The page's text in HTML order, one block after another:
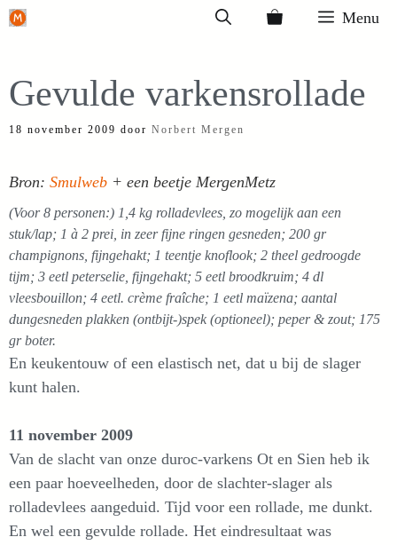
Ga
inhoud
Menu
Gevulde varkensrollade
18 november 2009 door Norbert Mergen
Bron: Smulweb + een beetje MergenMetz
(Voor 8 personen:) 1,4 kg rolladevlees, zo mogelijk aan een
stuk/lap; 1 à 2 prei, in zeer fijne ringen gesneden; 200 gr
champignons, fijngehakt; 1 teentje knoflook; 2 theel gedroogde
tijm; 3 eetl peterselie, fijngehakt; 5 eetl broodkruim; 4 dl
vleesbouillon; 4 eetl. crème fraîche; 1 eetl maïzena; aantal
dungesneden plakken (ontbijt-)spek (optioneel); peper & zout; 175
gr boter.
En keukentouw of een elastisch net, dat u bij de slager
kunt halen.
11 november 2009
Van de slacht van onze duroc-varkens Ot en Sien heb ik
een paar hoeveelheden, door de slachter-slager als
rolladevlees aangeduid. Tijd voor een rollade, me dunkt.
En wel een gevulde rollade. Het eindresultaat was